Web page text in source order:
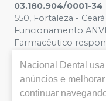
03.180.904/0001-34
550, Fortaleza -
Funcionamento
Farmacêutico
meramente
virtual estão sujeitos
divergência de
Nacional Dental
anúncios e
continuar